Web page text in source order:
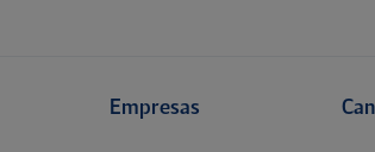
Empresas